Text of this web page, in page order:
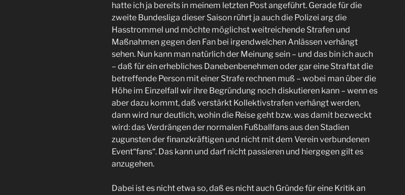
hatte ich ja bereits in meinem letzten Post angeführt. Gerade für die
zweite Bundesliga dieser Saison rührt ja auch die Polizei arg die
Hasstrommel und möchte möglichst weitreichende Strafen und
Maßnahmen gegen den Fan bei irgendwelchen Anlässen verhängt
sehen. Nun kann man natürlich der Meinung sein – und das bin ich auch
– daß für ein erhebliches Danebenbenehmen oder gar eine Straftat die
betreffende Person mit einer Strafe rechnen muß – wobei man über die
Höhe im Einzelfall wir ihre Begründung noch diskutieren kann – wenn es
aber dazu kommt, daß verstärkt Kollektivstrafen verhängt werden,
dann wird nur deutlich, wohin die Reise geht bzw. was damit bezweckt
wird: das Verdrängen der normalen Fußballfans aus den Stadien
zugunsten der finanzkräftigen und nicht mit dem Verein verbundenen
Event“fans“. Das kann und darf nicht passieren und hiergegen gilt es
anzugehen.
Dabei ist es nicht etwa so, daß es nicht auch Gründe für eine Kritik an